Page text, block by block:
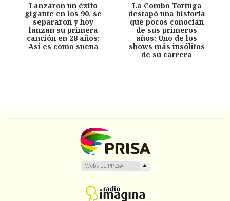
Lanzaron un éxito
gigante en los 90, se
separaron y hoy
lanzan su primera
canción en 28 años:
Así es como suena
La Combo Tortuga
destapó una historia
que pocos conocían
de sus primeros
años: Uno de los
shows más insólitos
de su carrera